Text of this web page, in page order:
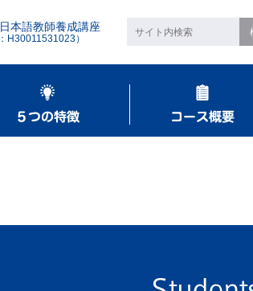
本語教師養成講座
H30011531023）